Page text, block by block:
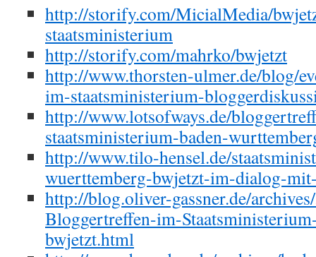
http://storify.com/MicialMedia/
staatsministerium
http://storify.com/mahrko/bwjetzt
http://www.thorsten-ulmer.de/blog/
im-staatsministerium-
http://www.lotsofways.de/
staatsministerium-baden-
http://www.tilo-hensel.de/
wuerttemberg-bwjetzt-im-dialog-
http://blog.oliver-gassner.de/
Bloggertreffen-im-
bwjetzt.html